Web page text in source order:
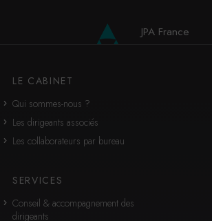
JPA France
LE CABINET
Qui sommes-nous ?
Les dirigeants associés
Les collaborateurs par bureau
SERVICES
Conseil & accompagnement des
dirigeants
ACCEPTER